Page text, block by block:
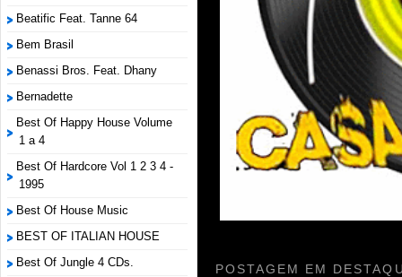
Beatific Feat. Tanne 64
Bem Brasil
Benassi Bros. Feat. Dhany
Bernadette
Best Of Happy House Volume
1 a 4
Best Of Hardcore Vol 1 2 3 4 -
1995
Best Of House Music
BEST OF ITALIAN HOUSE
Best Of Jungle 4 CDs.
POSTAGEM EM